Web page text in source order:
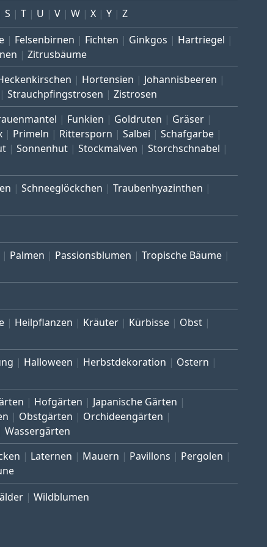
S T U V W X Y Z
Felsenbirnen Fichten Ginkgos
Hartriegel
Zitrusbäume
Hortensien
Johannisbeeren
Strauchpfingstrosen Zistrosen
Funkien Goldruten
Gräser
Primeln Rittersporn Salbei
Schafgarbe
Sonnenhut Stockmalven
Storchschnabel
Schneeglöckchen
Traubenhyazinthen
Palmen Passionsblumen
Tropische Bäume
Heilpflanzen Kräuter Kürbisse
Obst
Halloween Herbstdekoration
Ostern
Hofgärten
Japanische Gärten
Obstgärten
Orchideengärten
Wassergärten
Laternen Mauern Pavillons
Pergolen
Wildblumen